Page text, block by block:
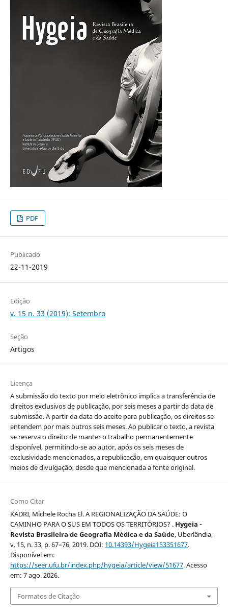
PDF
Publicado
22-11-2019
Edição
v. 15 n. 33 (2019): Setembro
Seção
Artigos
Licença
A submissão do texto por meio eletrônico implica a transferência de
direitos exclusivos de publicação, por seis meses a partir da data de
submissão. A partir da data do aceite para publicação, os direitos se
entendem por mais outros seis meses. Ao publicar o texto, a revista
se reserva o direito de manter o trabalho permanentemente
disponível, permitindo-se ao autor, após os seis meses de
exclusividade mencionados, a republicação, em quaisquer outros
meios de divulgação, desde que mencionada a fonte original.
Como Citar
KADRI, Michele Rocha El. A REGIONALIZAÇÃO DA SAÚDE: O
CAMINHO PARA O SUS EM TODOS OS TERRITÓRIOS? . Hygeia -
Revista Brasileira de Geografia Médica e da Saúde, Uberlândia,
v. 15, n. 33, p. 67–76, 2019. DOI: 10.14393/Hygeia153351677.
Disponível em:
https://seer.ufu.br/index.php/hygeia/article/view/51677. Acesso
em: 7 ago. 2026.
Formatos de Citação